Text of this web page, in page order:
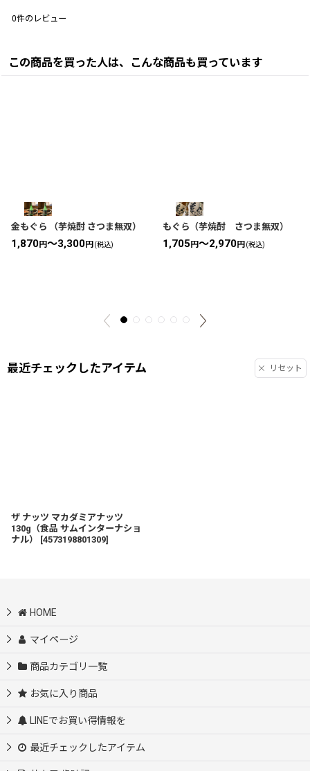
0件のレビュー
この商品を買った人は、こんな商品も買っています
金もぐら （芋焼酎 さつま無双）
1,870円～3,300円(税込)
もぐら（芋焼酎 さつま無双）
1,705円～2,970円(税込)
最近チェックしたアイテム リセット
ザ ナッツ マカダミアナッツ
130g（食品 サムインターナショ
ナル）
[4573198801309]
HOME
マイページ
商品カテゴリ一覧
お気に入り商品
LINEでお買い得情報を
最近チェックしたアイテム